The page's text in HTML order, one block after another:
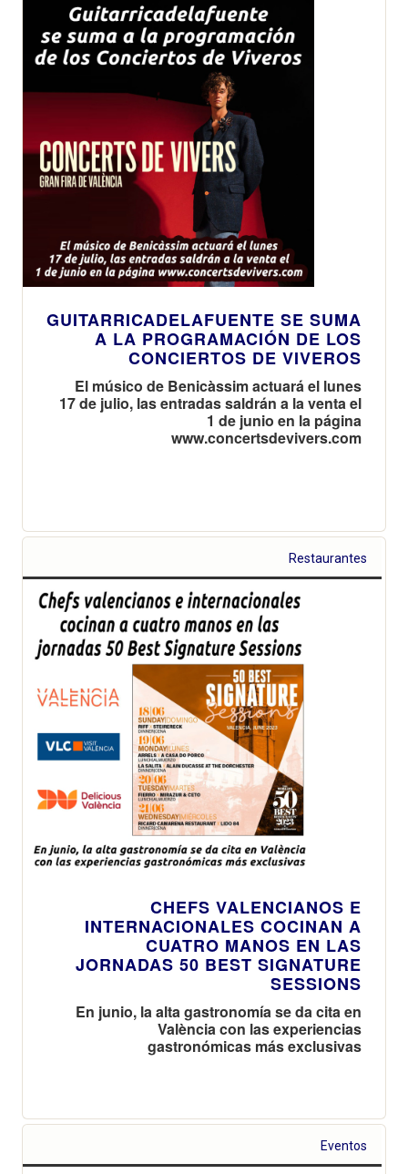
GUITARRICADELAFUENTE SE SUMA
A LA PROGRAMACIÓN DE LOS
CONCIERTOS DE VIVEROS
El músico de Benicàssim actuará el lunes
17 de julio, las entradas saldrán a la venta el
1 de junio en la página
www.concertsdevivers.com
Restaurantes
CHEFS VALENCIANOS E
INTERNACIONALES COCINAN A
CUATRO MANOS EN LAS
JORNADAS 50 BEST SIGNATURE
SESSIONS
En junio, la alta gastronomía se da cita en
València con las experiencias
gastronómicas más exclusivas
Eventos